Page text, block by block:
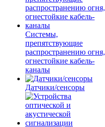
Системы,
препятствующие
распространению огня,
огнестойкие кабель-
каналы
Датчики/сенсоры